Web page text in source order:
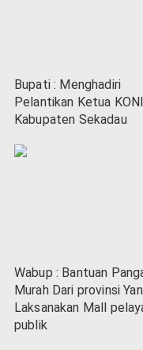
Bupati : Menghadiri
Pelantikan Ketua KONI
Kabupaten Sekadau
Wabup : Bantuan
Murah Dari provinsi
Laksanakan Mall
publik